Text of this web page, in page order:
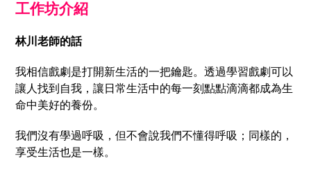
工作坊介紹
林川老師的話
我相信戲劇是打開新生活的一把鑰匙。透過學習戲劇可以
讓人找到自我，讓日常生活中的每一刻點點滴滴都成為生
命中美好的養份。
我們沒有學過呼吸，但不會說我們不懂得呼吸；同樣的，
享受生活也是一樣。